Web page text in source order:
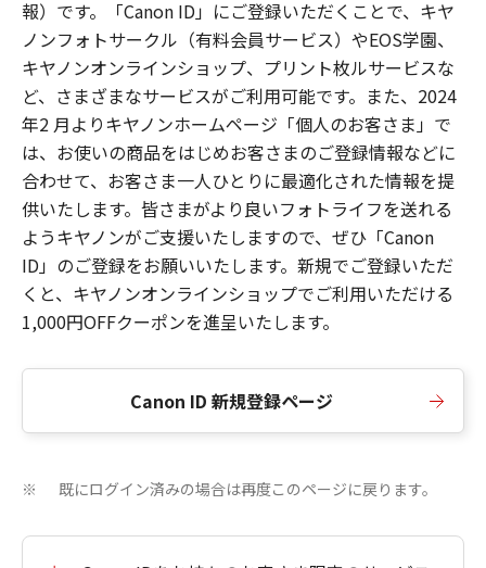
報）です。「Canon ID」にご登録いただくことで、キヤ
ノンフォトサークル（有料会員サービス）やEOS学園、
キヤノンオンラインショップ、プリント枚ルサービスな
ど、さまざまなサービスがご利用可能です。また、2024
年2 月よりキヤノンホームページ「個人のお客さま」で
は、お使いの商品をはじめお客さまのご登録情報などに
合わせて、お客さま一人ひとりに最適化された情報を提
供いたします。皆さまがより良いフォトライフを送れる
ようキヤノンがご支援いたしますので、ぜひ「Canon
ID」のご登録をお願いいたします。新規でご登録いただ
くと、キヤノンオンラインショップでご利用いただける
1,000円OFFクーポンを進呈いたします。
Canon ID 新規登録ページ
※ 既にログイン済みの場合は再度このページに戻ります。